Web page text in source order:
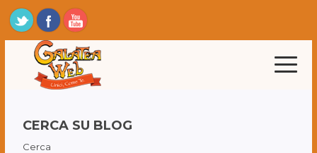
CERCA SU BLOG
Cerca